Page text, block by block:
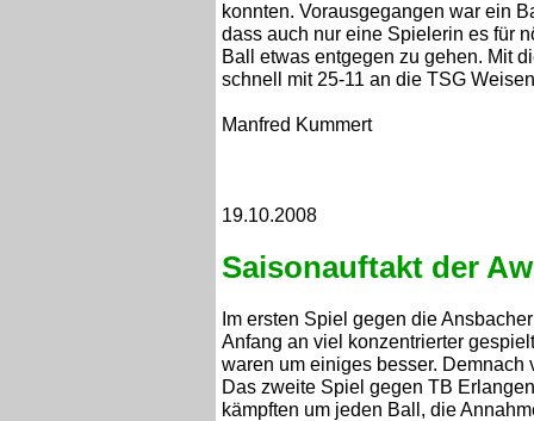
konnten. Vorausgegangen war ein
dass auch nur eine Spielerin es für
Ball etwas entgegen zu gehen. Mit
schnell mit 25-11 an die TSG
Manfred Kummert
19.10.2008
Saisonauftakt der
Im ersten Spiel gegen die
Anfang an viel konzentrierter
waren um einiges besser.
Das zweite Spiel gegen TB
kämpften um jeden Ball, die